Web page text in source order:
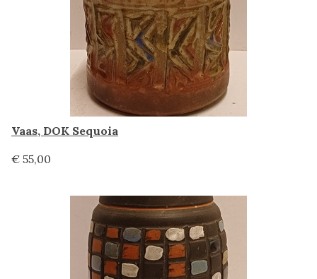
Vaas, DOK Sequoia
€ 55,00